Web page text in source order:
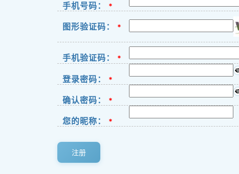
手机号码： *
图形验证码： *
手机验证码： *
登录密码： *
确认密码： *
您的昵称： *
注册